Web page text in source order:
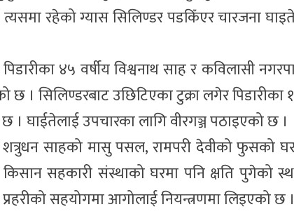
रहेको ग्यास सिलिण्डर पडकिँएर चारजना
४५ वर्षीय विश्वनाथ साह र कविलासी
छ । सिलिण्डरबाट उछिटिएका टुक्रा लगेर पिडारीका
छ । घाईतेलाई उपचारका लागि वीरगञ्ज पठाइएको छ ।
शत्रुधन साहको मासु पसल, रामपरी देवीको फुसको
सहकारी संस्थाको घरमा पनि क्षति पुगेको
सहयोगमा आगोलाई नियन्त्रणमा लिइएको छ ।